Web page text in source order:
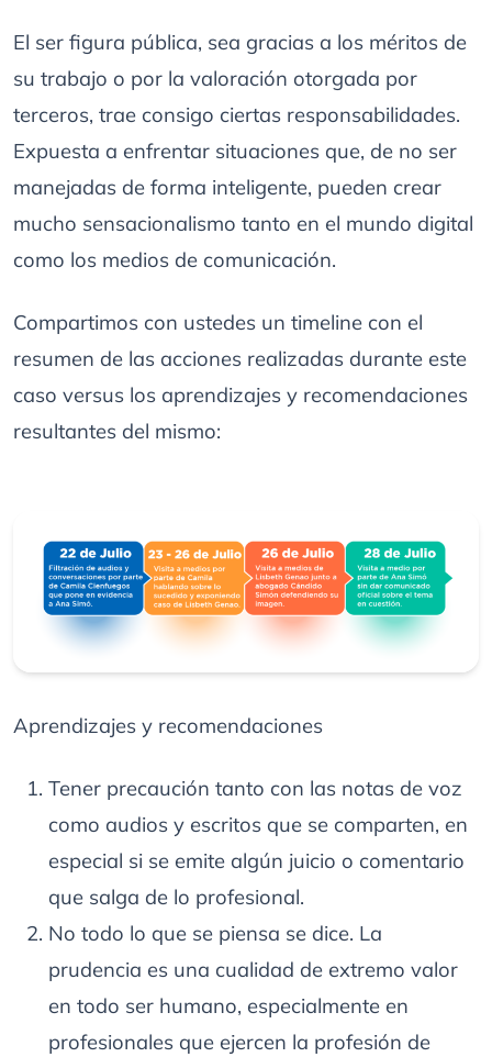
El ser figura pública, sea gracias a los méritos de
su trabajo o por la valoración otorgada por
terceros, trae consigo ciertas responsabilidades.
Expuesta a enfrentar situaciones que, de no ser
manejadas de forma inteligente, pueden crear
mucho sensacionalismo tanto en el mundo digital
como los medios de comunicación.
Compartimos con ustedes un timeline con el
resumen de las acciones realizadas durante este
caso versus los aprendizajes y recomendaciones
resultantes del mismo:
Aprendizajes y recomendaciones
Tener precaución tanto con las notas de voz
como audios y escritos que se comparten, en
especial si se emite algún juicio o comentario
que salga de lo profesional.
No todo lo que se piensa se dice. La
prudencia es una cualidad de extremo valor
en todo ser humano, especialmente en
profesionales que ejercen la profesión de